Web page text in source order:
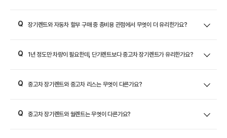
장기렌트와 자동차 할부 구매 중 총비용 관점에서 무엇이 더 유리한가요?
1년 정도만 차량이 필요한데, 단기렌트보다 중고차 장기렌트가 유리한가요?
중고차 장기렌트와 중고차 리스는 무엇이 다른가요?
중고차 장기렌트와 월렌트는 무엇이 다른가요?